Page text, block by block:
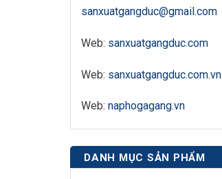
sanxuatgangduc@gmail.com
Web: sanxuatgangduc.com
Web: sanxuatgangduc.com.vn
Web: naphogagang.vn
DANH MỤC SẢN PHẨM